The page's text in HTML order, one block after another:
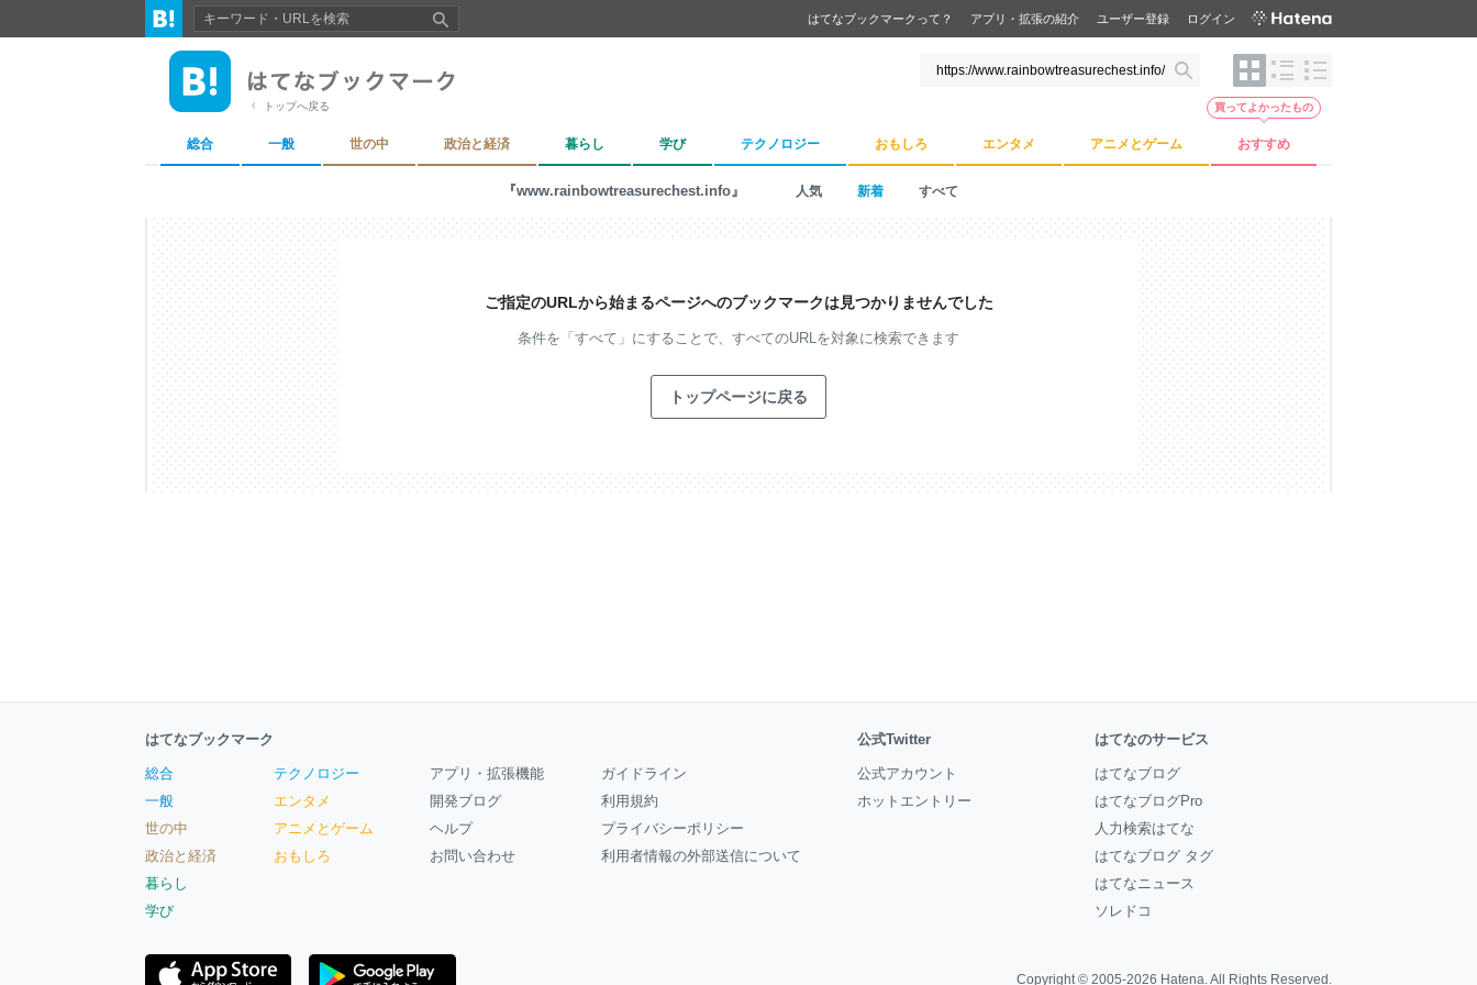
はてなブックマークって？ アプリ・拡張の紹介 ユーザー登録 ログイン
トップへ戻る
総合 一般 世の中 政治と経済 暮らし 学び テクノロジー おもしろ エンタメ アニメとゲーム おすすめ
買ってよかったもの
『www.rainbowtreasurechest.info』 人気 新着 すべて
ご指定のURLから始まるページへのブックマークは見つかりませんでした
条件を「すべて」にすることで、 すべてのURLを対象に検索できます
トップページに戻る
はてなブックマーク
総合
一般
世の中
政治と経済
暮らし
学び
テクノロジー
エンタメ
アニメとゲーム
おもしろ
アプリ・拡張機能
開発ブログ
ヘルプ
お問い合わせ
ガイドライン
利用規約
プライバシーポリシー
利用者情報の外部送信について
公式Twitter
公式アカウント
ホットエントリー
はてなのサービス
はてなブログ
はてなブログPro
人力検索はてな
はてなブログ タグ
はてなニュース
ソレドコ
Copyright © 2005-2026 Hatena. All Rights Reserved.